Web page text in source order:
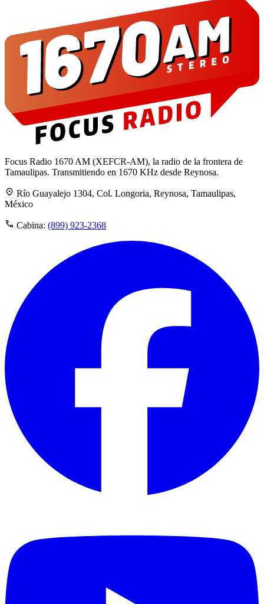
Focus Radio 1670 AM (XEFCR-AM), la radio de la frontera de
Tamaulipas. Transmitiendo en 1670 KHz desde Reynosa.
Río Guayalejo 1304, Col. Longoria, Reynosa, Tamaulipas,
México
Cabina: (899) 923-2368